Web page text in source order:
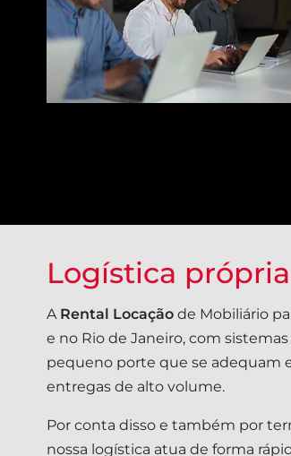
Logística própria
A Rental Locação de Mobiliário
e no Rio de Janeiro, com
pequeno porte que se adequam
entregas de alto volume.
Por conta disso e também por
nossa logística atua de forma